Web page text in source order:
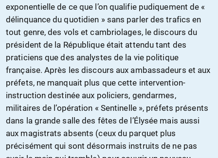
exponentielle de ce que l’on qualifie pudiquement de «
délinquance du quotidien » sans parler des trafics en
tout genre, des vols et cambriolages, le discours du
président de la République était attendu tant des
praticiens que des analystes de la vie politique
française. Après les discours aux ambassadeurs et aux
préfets, ne manquait plus que cette intervention-
instruction destinée aux policiers, gendarmes,
militaires de l’opération « Sentinelle », préfets présents
dans la grande salle des fêtes de l’Élysée mais aussi
aux magistrats absents (ceux du parquet plus
précisément qui sont désormais instruits de ne pas